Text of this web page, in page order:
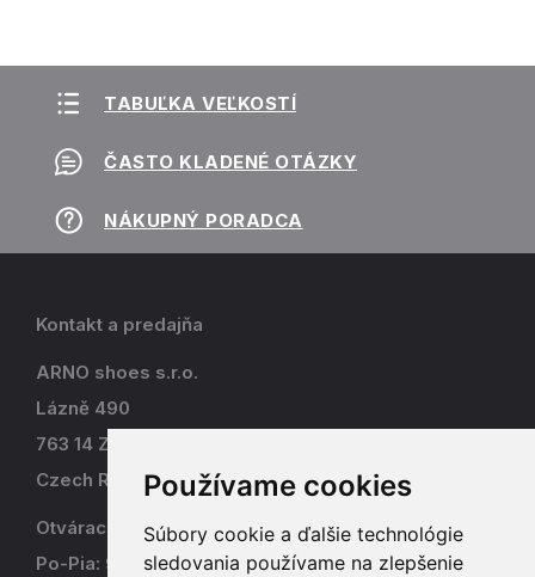
Používame cookies
Súbory cookie a ďalšie technológie
sledovania používame na zlepšenie
TABUĽKA VEĽKOSTÍ
ČASTO KLADENÉ OTÁZKY
NÁKUPNÝ PORADCA
Kontakt a predajňa
ARNO shoes s.r.o.
Lázně 490
763 14 Zlín - Kostelec
Czech Republic
Otváracia doba
Po-Pia: 9-17